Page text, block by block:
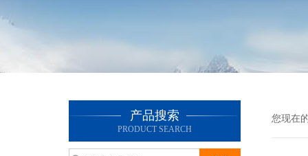
产品搜索
PRODUCT SEARCH
您现在